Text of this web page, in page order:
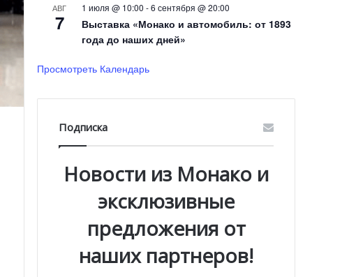
АВГ
7
1 июля @ 10:00 -6 сентября @ 20:00
Выставка «Монако и автомобиль: от 1893
года до наших дней»
Просмотреть Календарь
Подписка
Новости из Монако и
эксклюзивные
предложения от
наших партнеров!